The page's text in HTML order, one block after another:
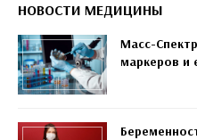
НОВОСТИ МЕДИЦИНЫ
Масс-
маркеров и